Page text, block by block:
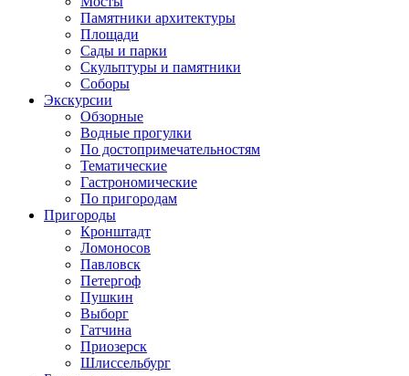
Памятники архитектуры
Площади
Сады и парки
Скульптуры и памятники
Соборы
Экскурсии
Обзорные
Водные прогулки
По достопримечательностям
Тематические
Гастрономические
По пригородам
Пригороды
Кронштадт
Ломоносов
Павловск
Петергоф
Пушкин
Выборг
Гатчина
Приозерск
Шлиссельбург